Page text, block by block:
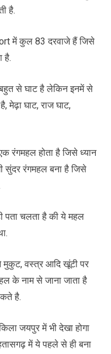
है.
में कुल 83 दरवाजे हैं जिसे
है.
से घाट है लेकिन इनमें से
मेढ़ा घाट, राज घाट,
रंगमहल होता है जिसे ध्यान
सुंदर रंगमहल बना है जिसे
पता चलता है की ये महल
मुकुट, वस्त्र आदि खूंटी पर
के नाम से जाना जाता है
है.
जयपुर में भी देखा होगा
में ये पहले से ही बना